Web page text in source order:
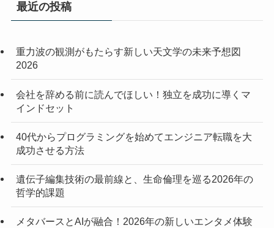
最近の投稿
重力波の観測がもたらす新しい天文学の未来予想図
2026
会社を辞める前に読んでほしい！独立を成功に導くマ
インドセット
40代からプログラミングを始めてエンジニア転職を大
成功させる方法
遺伝子編集技術の最前線と、生命倫理を巡る2026年の
哲学的課題
メタバースとAIが融合！2026年の新しいエンタメ体験